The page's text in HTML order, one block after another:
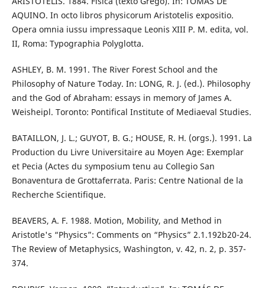
AQUINO. In octo libros physicorum Aristotelis expositio.
Opera omnia iussu impressaque Leonis XIII P. M. edita, vol.
II, Roma: Typographia Polyglotta.
ASHLEY, B. M. 1991. The River Forest School and the
Philosophy of Nature Today. In: LONG, R. J. (ed.). Philosophy
and the God of Abraham: essays in memory of James A.
Weisheipl. Toronto: Pontifical Institute of Mediaeval Studies.
BATAILLON, J. L.; GUYOT, B. G.; HOUSE, R. H. (orgs.). 1991. La
Production du Livre Universitaire au Moyen Age: Exemplar
et Pecia (Actes du symposium tenu au Collegio San
Bonaventura de Grottaferrata. Paris: Centre National de la
Recherche Scientifique.
BEAVERS, A. F. 1988. Motion, Mobility, and Method in
Aristotle's “Physics”: Comments on “Physics” 2.1.192b20-24.
The Review of Metaphysics, Washington, v. 42, n. 2, p. 357-
374.